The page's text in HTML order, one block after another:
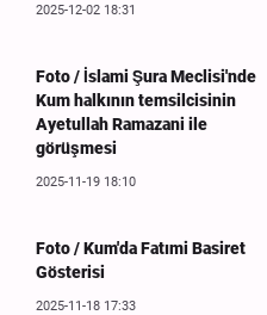
2025-12-02 18:31
Foto / İslami Şura Meclisi'nde
Kum halkının temsilcisinin
Ayetullah Ramazani ile
görüşmesi
2025-11-19 18:10
Foto / Kum'da Fatımi Basiret
Gösterisi
2025-11-18 17:33